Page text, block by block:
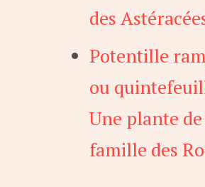
des
Potentille
ou
Une plante
famille des